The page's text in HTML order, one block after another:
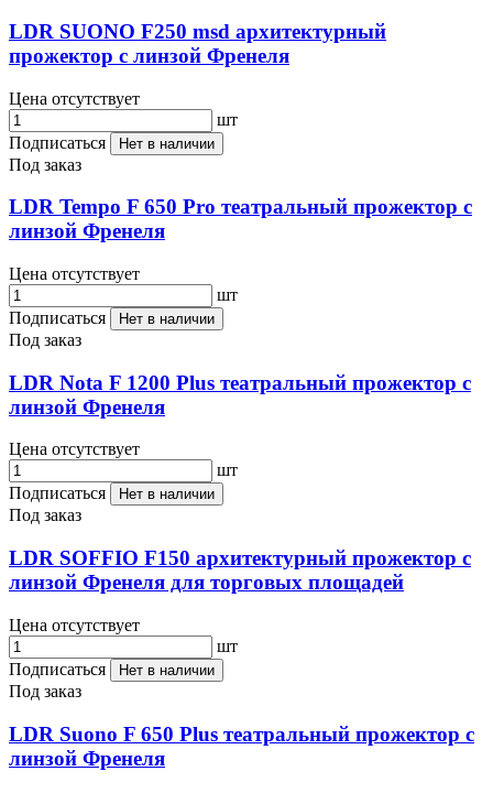
LDR SUONO F250 msd архитектурный
прожектор с линзой Френеля
Цена отсутствует
шт
Подписаться
Нет в наличии
Под заказ
LDR Tempo F 650 Pro театральный прожектор с
линзой Френеля
Цена отсутствует
шт
Подписаться
Нет в наличии
Под заказ
LDR Nota F 1200 Plus театральный прожектор с
линзой Френеля
Цена отсутствует
шт
Подписаться
Нет в наличии
Под заказ
LDR SOFFIO F150 архитектурный прожектор с
линзой Френеля для торговых площадей
Цена отсутствует
шт
Подписаться
Нет в наличии
Под заказ
LDR Suono F 650 Plus театральный прожектор с
линзой Френеля